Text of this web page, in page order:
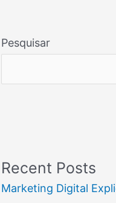
Pesquisar
Recent Posts
Marketing Digital